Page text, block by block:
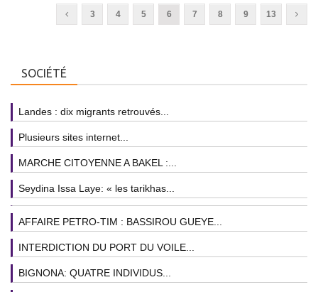
3 4 5 6 7 8 9 13
SOCIÉTÉ
Landes : dix migrants retrouvés...
Plusieurs sites internet...
MARCHE CITOYENNE A BAKEL :...
Seydina Issa Laye: « les tarikhas...
AFFAIRE PETRO-TIM : BASSIROU GUEYE...
INTERDICTION DU PORT DU VOILE...
BIGNONA: QUATRE INDIVIDUS...